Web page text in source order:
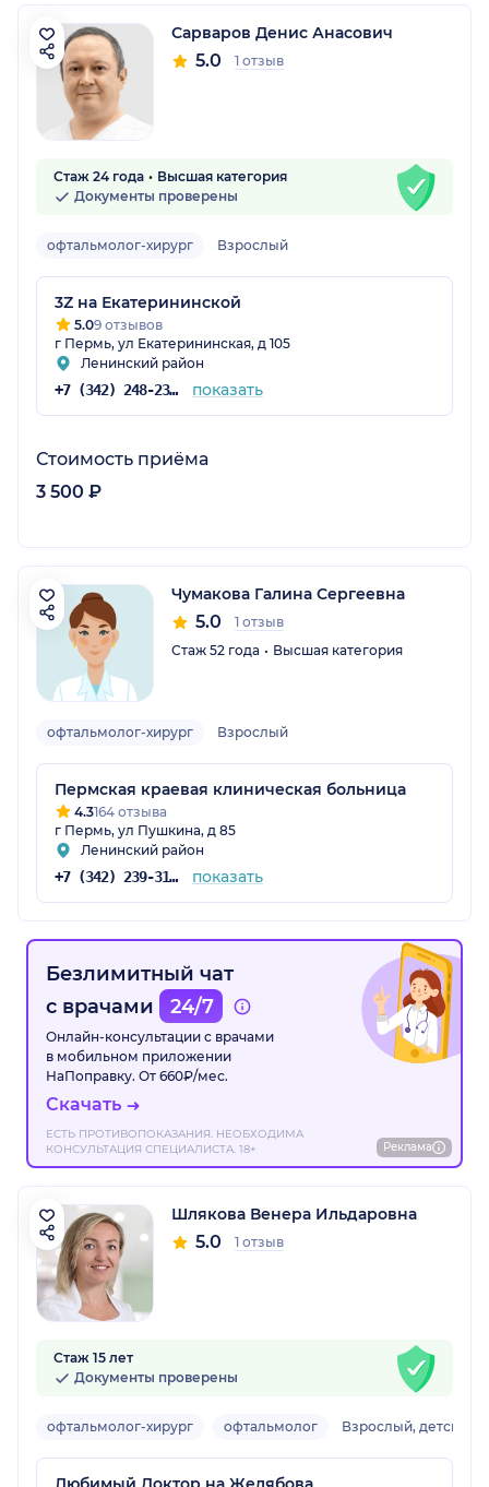
Сарваров Денис Анасович
5.0 1 отзыв
Стаж 24 года
Высшая категория
Документы проверены
офтальмолог-хирург Взрослый
3Z на Екатерининской
5.09 отзывов
г Пермь, ул Екатерининская, д 105
Ленинский район
+7 (342) 248-23-94 показать
Стоимость приёма
3 500 ₽
Чумакова Галина Сергеевна
5.0
1 отзыв
Стаж 52 года
Высшая категория
офтальмолог-хирург Взрослый
Пермская краевая клиническая больница
4.3164 отзыва
г Пермь, ул Пушкина, д 85
Ленинский район
+7 (342) 239-31-54 показать
Безлимитный чат
с врачами
24/7
Онлайн-консультации с врачами
в мобильном приложении
НаПоправку. От 660₽/мес.
Скачать
ЕСТЬ ПРОТИВОПОКАЗАНИЯ. НЕОБХОДИМА
КОНСУЛЬТАЦИЯ СПЕЦИАЛИСТА. 18+
Реклама
Шлякова Венера Ильдаровна
5.0 1 отзыв
Стаж 15 лет
Документы проверены
офтальмолог-хирург офтальмолог Взрослый, детский